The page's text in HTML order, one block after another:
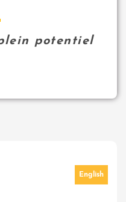
potentiel
English